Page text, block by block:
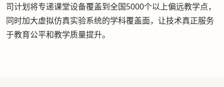
司计划将专递课堂设备覆盖到全国5000个以上偏远教学点，
同时加大虚拟仿真实验系统的学科覆盖面，让技术真正服务
于教育公平和教学质量提升。